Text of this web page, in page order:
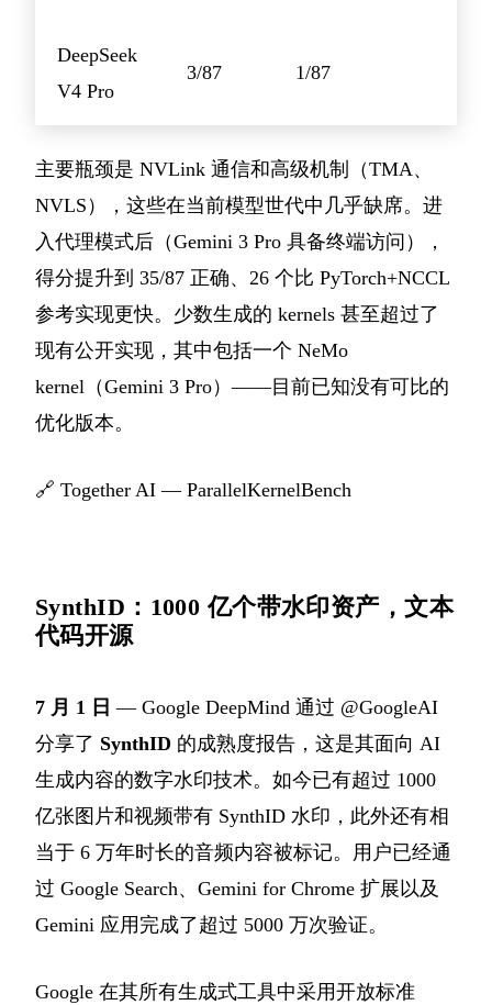
DeepSeek
V4 Pro
3/87 1/87
主要瓶颈是 NVLink 通信和高级机制（TMA、
NVLS），这些在当前模型世代中几乎缺席。进
入代理模式后（Gemini 3 Pro 具备终端访问），
得分提升到 35/87 正确、26 个比 PyTorch+NCCL
参考实现更快。少数生成的 kernels 甚至超过了
现有公开实现，其中包括一个 NeMo
kernel（Gemini 3 Pro）——目前已知没有可比的
优化版本。
🔗 Together AI — ParallelKernelBench
SynthID：1000 亿个带水印资产，文本
代码开源
7 月 1 日 — Google DeepMind 通过 @GoogleAI
分享了 SynthID 的成熟度报告，这是其面向 AI
生成内容的数字水印技术。如今已有超过 1000
亿张图片和视频带有 SynthID 水印，此外还有相
当于 6 万年时长的音频内容被标记。用户已经通
过 Google Search、Gemini for Chrome 扩展以及
Gemini 应用完成了超过 5000 万次验证。
Google 在其所有生成式工具中采用开放标准